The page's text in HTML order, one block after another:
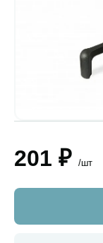
201 ₽ /шт